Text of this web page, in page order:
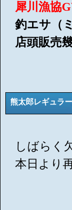
犀川漁協
釣エサ（
店頭販売
熊太郎レギュラ
しばらく
本日より